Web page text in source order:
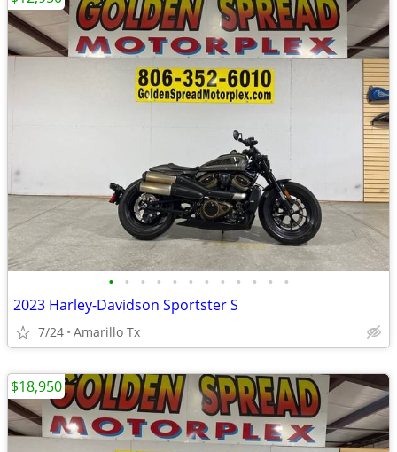
• • • • • • • • • • • •
2023 Harley-Davidson Sportster S
7/24 Amarillo Tx
$18,950